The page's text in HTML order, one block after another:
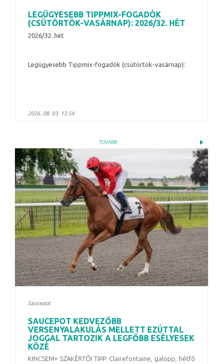
LEGÜGYESEBB TIPPMIX-FOGADÓK
(CSÜTÖRTÖK-VASÁRNAP): 2026/32. HÉT
2026/32. hét
Legügyesebb Tippmix-fogadók (csütörtök-vasárnap):
2026. 08. 03. 13:54
TOVÁBB
Saucepot
SAUCEPOT KEDVEZŐBB
VERSENYALAKULÁS MELLETT EZÚTTAL
JOGGAL TARTOZIK A LEGFŐBB ESÉLYESEK
KÖZÉ
KINCSEM+ SZAKÉRTŐI TIPP: Clairefontaine, galopp, hétfő